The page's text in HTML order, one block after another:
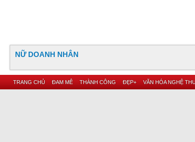
NỮ DOANH NHÂN
TRANG CHỦ ĐAM MÊ THÀNH CÔNG ĐẸP+ VĂN HÓA NGHỆ